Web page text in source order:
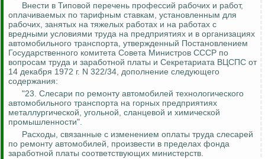
Внести в Типовой перечень профессий рабочих и работ,
оплачиваемых по тарифным ставкам, установленным для
рабочих, занятых на тяжелых работах и на работах с
вредными условиями труда на предприятиях и в организациях
автомобильного транспорта, утвержденный Постановлением
Государственного комитета Совета Министров СССР по
вопросам труда и заработной платы и Секретариата ВЦСПС от
14 декабря 1972 г. N 322/34, дополнение следующего
содержания:
"23. Слесари по ремонту автомобилей технологического
автомобильного транспорта на горных предприятиях
металлургической, угольной, сланцевой и химической
промышленности".
Расходы, связанные с изменением оплаты труда слесарей
по ремонту автомобилей, произвести в пределах фонда
заработной платы соответствующих министерств.